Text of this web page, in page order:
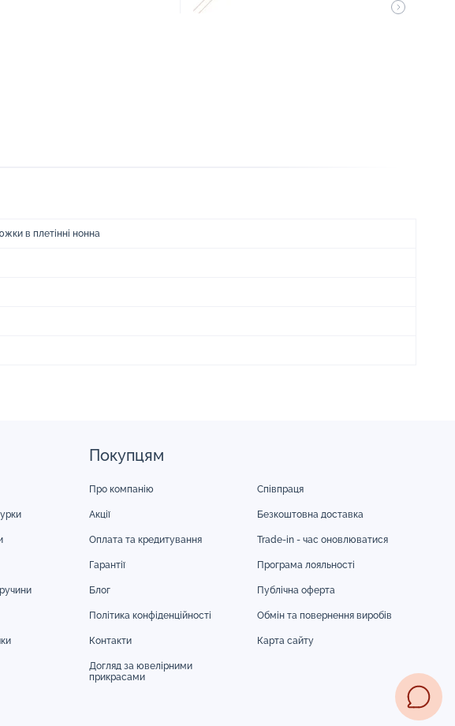
в плетінні нонна
Покупцям
Про компанію Співпраця
Акції Безкоштовна доставка
Оплата та кредитування Trade-in - час оновлюватися
Гарантії Програма лояльності
Блог Публічна оферта
Політика конфіденційності Обмін та повернення виробів
Контакти Карта сайту
Догляд за ювелірними
прикрасами